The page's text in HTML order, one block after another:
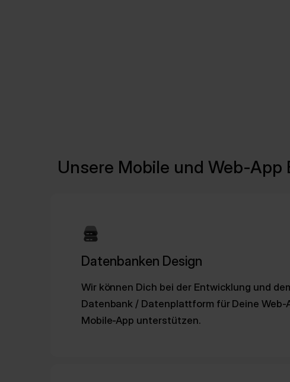
Unsere Mobile und Web-App
Datenbanken Design
Wir können Dich bei der Entwicklung und
Datenbank / Datenplattform für Deine Web-
Mobile-App unterstützen.